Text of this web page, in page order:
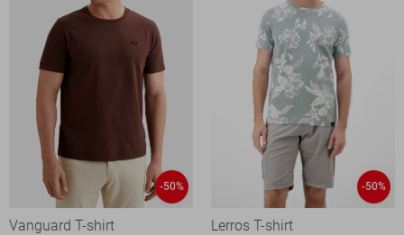
-50%
Vanguard T-shirt
-50%
Lerros T-shirt